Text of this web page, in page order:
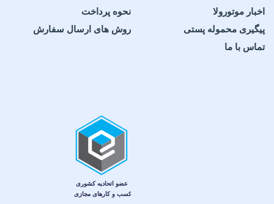
اخبار موتورولا
پیگیری محموله پستی
تماس با ما
نحوه پرداخت
روش های ارسال سفارش